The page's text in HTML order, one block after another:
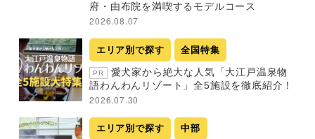
府・由布院を満喫するモデルコース
2026.08.07
エリア別で探す 全国特集
PR
愛犬家から絶大な人気「大江戸温泉物
語わんわんリゾート」全5施設を徹底紹介！
2026.07.30
エリア別で探す 中部